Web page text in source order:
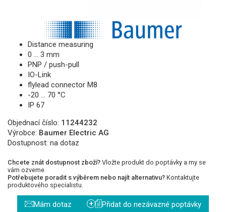
Distance measuring
0 … 3 mm
PNP / push-pull
IO-Link
flylead connector M8
-20 … 70 °C
IP 67
Objednací číslo: 11244232
Výrobce: Baumer Electric AG
Dostupnost: na dotaz
Chcete znát dostupnost zboží? Vložte produkt do poptávky a my se
vám ozveme.
Potřebujete poradit s výběrem nebo najít alternativu? Kontaktujte
produktového specialistu.
Mám dotaz + Přidat do nezávazné poptávky